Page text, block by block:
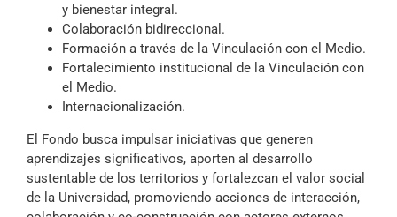
y bienestar integral.
Colaboración bidireccional.
Formación a través de la Vinculación con el Medio.
Fortalecimiento institucional de la Vinculación con
el Medio.
Internacionalización.
El Fondo busca impulsar iniciativas que generen
aprendizajes significativos, aporten al desarrollo
sustentable de los territorios y fortalezcan el valor social
de la Universidad, promoviendo acciones de interacción,